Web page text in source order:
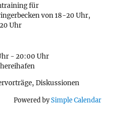
für
von 18-20 Uhr,
Uhr
-20:00 Uhr
Diskussionen
Powered bySimple Calendar